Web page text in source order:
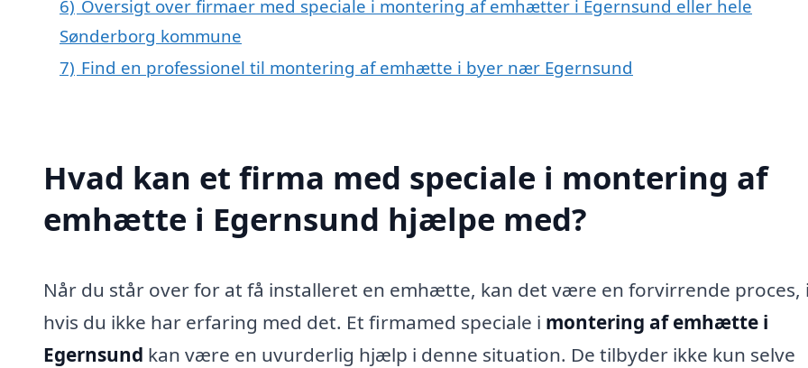
6) Oversigt over firmaer med speciale i montering af emhætter i Egernsund eller hele
Sønderborg kommune
7) Find en professionel til montering af emhætte i byer nær Egernsund
Hvad kan et firma med speciale i montering af
emhætte i Egernsund hjælpe med?
Når du står over for at få installeret en emhætte, kan det være en forvirrende
hvis du ikke har erfaring med det. Et firmamed speciale i montering af emhætte i
Egernsund kan være en uvurderlig hjælp i denne situation. De tilbyder ikke kun selve